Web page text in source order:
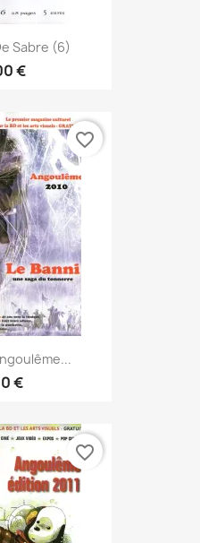
Sabre (6)
€
€
favorite_border
favorite_border